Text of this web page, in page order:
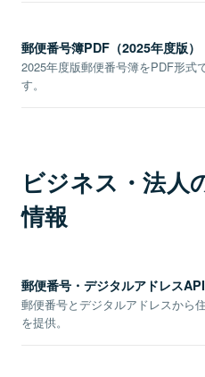
郵便番号簿PDF（2025年度版）
2025年度版郵便番号簿をPDF形式
す。
ビジネス・法人
情報
郵便番号・デジタルアドレスAPI
郵便番号とデジタルアドレスから
を提供。